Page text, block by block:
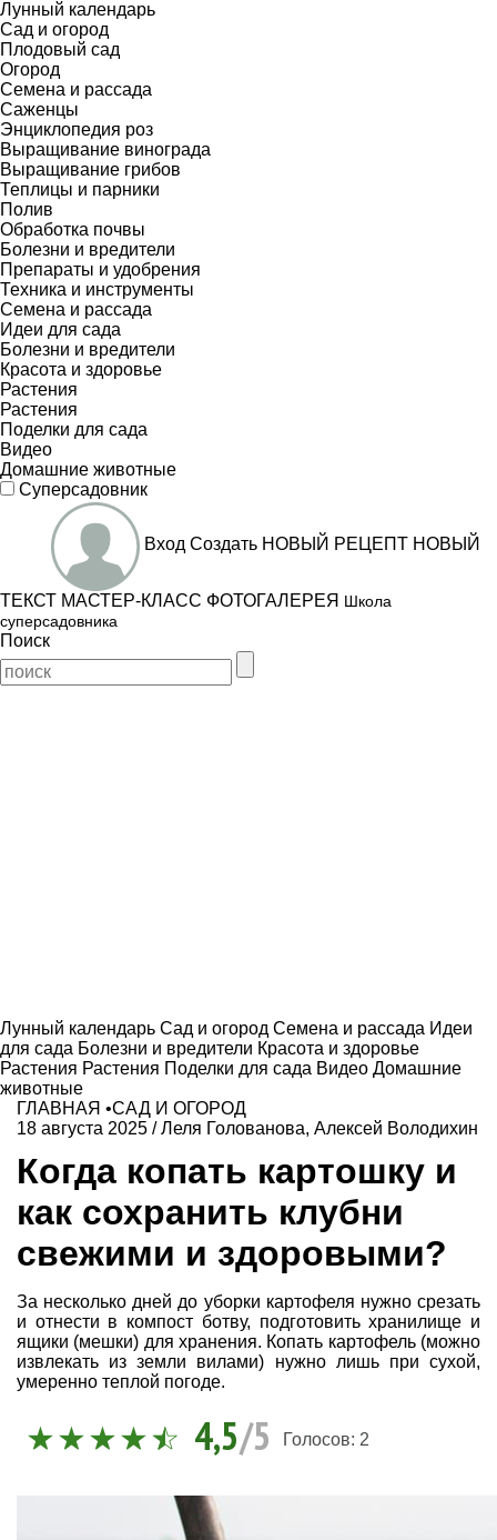
Лунный календарь
Сад и огород
Плодовый сад
Огород
Семена и рассада
Саженцы
Энциклопедия роз
Выращивание винограда
Выращивание грибов
Теплицы и парники
Полив
Обработка почвы
Болезни и вредители
Препараты и удобрения
Техника и инструменты
Семена и рассада
Идеи для сада
Болезни и вредители
Красота и здоровье
Растения
Растения
Поделки для сада
Видео
Домашние животные
Суперсадовник
Вход Создать НОВЫЙ РЕЦЕПТ НОВЫЙ
ТЕКСТ МАСТЕР-КЛАСС ФОТОГАЛЕРЕЯ Школа
суперсадовника
Поиск
Лунный календарь Сад и огород Семена и рассада Идеи
для сада Болезни и вредители Красота и здоровье
Растения Растения Поделки для сада Видео Домашние
животные
ГЛАВНАЯ •САД И ОГОРОД
18 августа 2025 /Леля Голованова, Алексей Володихин
Когда копать картошку и
как сохранить клубни
свежими и здоровыми?
За несколько дней до уборки картофеля нужно срезать
и отнести в компост ботву, подготовить хранилище и
ящики (мешки) для хранения. Копать картофель (можно
извлекать из земли вилами) нужно лишь при сухой,
умеренно теплой погоде.
4,5/5 Голосов: 2